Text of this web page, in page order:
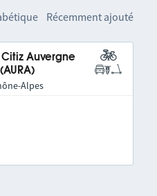
Récemment ajouté
Auvergne
Alpes